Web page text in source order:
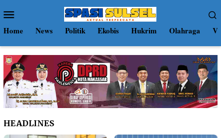
ke
kontenMobile
Home News Politik Ekobis Hukrim Olahraga
HEADLINES